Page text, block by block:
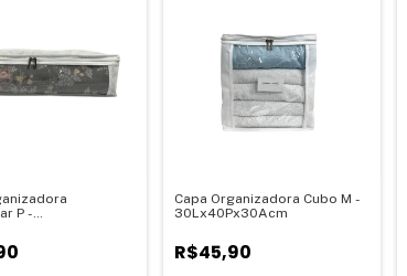
P -
Capa Organizadora Cubo M -
30Lx40Px30Acm
R$45,90